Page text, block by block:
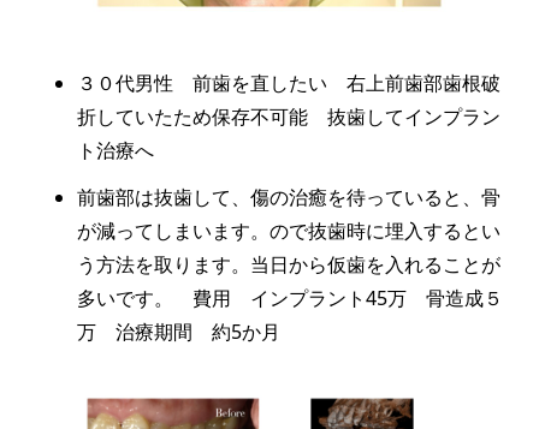
３０代男性 前歯を直したい 右上前歯部歯根破
折していたため保存不可能 抜歯してインプラン
ト治療へ
前歯部は抜歯して、傷の治癒を待っていると、骨
が減ってしまいます。ので抜歯時に埋入するとい
う方法を取ります。当日から仮歯を入れることが
多いです。 費用 インプラント45万 骨造成５
万 治療期間 約5か月